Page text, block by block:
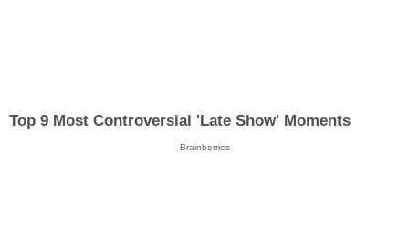
Top 9 Most Controversial 'Late Show' Moments
Brainberries